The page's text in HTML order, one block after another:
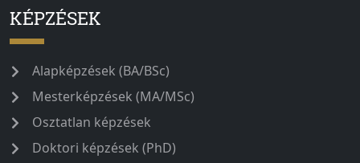
KÉPZÉSEK
Alapképzések (BA/BSc)
Mesterképzések (MA/MSc)
Osztatlan képzések
Doktori képzések (PhD)